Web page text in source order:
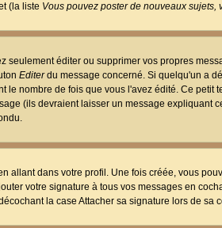
(la liste Vous pouvez poster de nouveaux sujets,
éditer ou supprimer vos propres
Editerdu message concerné. Si quelqu'un a
nombre de fois que vous l'avez édité. Ce petit
(ils devraient laisser un message expliquant
allant dans votre profil. Une fois créée, vous
votre signature à tous vos messages en
la case Attacher sa signature lors de sa